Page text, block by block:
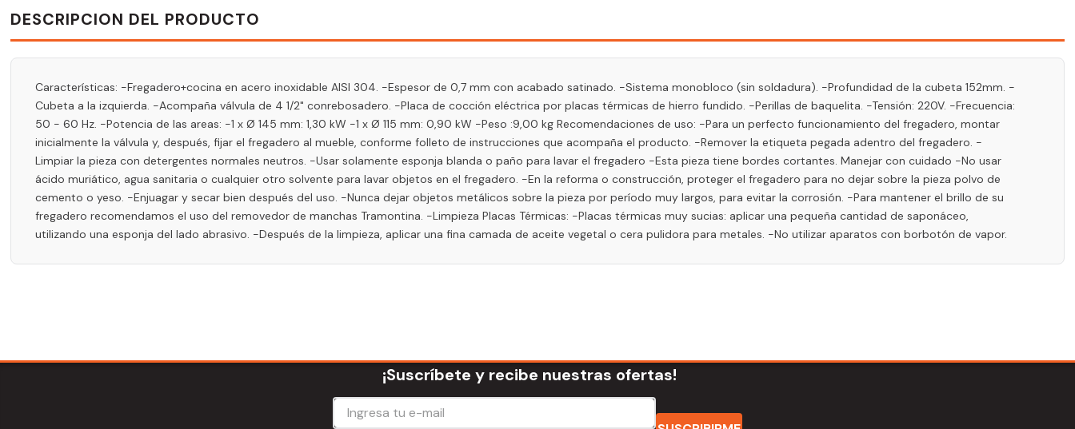
DESCRIPCION DEL PRODUCTO
Características: -Fregadero+cocina en acero inoxidable AISI 304. -Espesor de 0,7 mm con acabado satinado. -Sistema monobloco (sin soldadura). -Profundidad de la cubeta 152mm. -
Cubeta a la izquierda. -Acompaña válvula de 4 1/2" conrebosadero. -Placa de cocción eléctrica por placas térmicas de hierro fundido. -Perillas de baquelita. -Tensión: 220V. -Frecuencia:
50 - 60 Hz. -Potencia de las areas: -1 x Ø 145 mm: 1,30 kW -1 x Ø 115 mm: 0,90 kW -Peso :9,00 kg Recomendaciones de uso: -Para un perfecto funcionamiento del fregadero, montar
inicialmente la válvula y, después, fijar el fregadero al mueble, conforme folleto de instrucciones que acompaña el producto. -Remover la etiqueta pegada adentro del fregadero. -
Limpiar la pieza con detergentes normales neutros. -Usar solamente esponja blanda o paño para lavar el fregadero -Esta pieza tiene bordes cortantes. Manejar con cuidado -No usar
ácido muriático, agua sanitaria o cualquier otro solvente para lavar objetos en el fregadero. -En la reforma o construcción, proteger el fregadero para no dejar sobre la pieza polvo de
cemento o yeso. -Enjuagar y secar bien después del uso. -Nunca dejar objetos metálicos sobre la pieza por período muy largos, para evitar la corrosión. -Para mantener el brillo de su
fregadero recomendamos el uso del removedor de manchas Tramontina. -Limpieza Placas Térmicas: -Placas térmicas muy sucias: aplicar una pequeña cantidad de saponáceo,
utilizando una esponja del lado abrasivo. -Después de la limpieza, aplicar una fina camada de aceite vegetal o cera pulidora para metales. -No utilizar aparatos con borbotón de vapor.
¡Suscríbete y recibe nuestras ofertas!